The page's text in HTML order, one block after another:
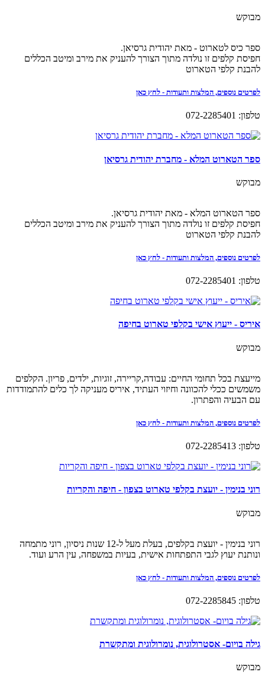
מבוקש
ספר כיס לטארוט - מאת יהודית גרסיאן.
חפיסת קלפים זו נולדה מתוך הצורך להעניק את מירב ומיטב הכללים
להבנת קלפי הטארוט
לפרטים נוספים, המלצות ותעודות - לחץ כאן
טלפון: 072-2285401
ספר הטארוט המלא - מחברת יהודית גרסיאן
מבוקש
ספר הטארוט המלא - מאת יהודית גרסיאן.
חפיסת קלפים זו נולדה מתוך הצורך להעניק את מירב ומיטב הכללים
להבנת קלפי הטארוט
לפרטים נוספים, המלצות ותעודות - לחץ כאן
טלפון: 072-2285401
איריס - ייעוץ אישי בקלפי טארוט בחיפה
מבוקש
מייעצת בכל תחומי החיים: עבודה,קריירה, זוגיות, ילדים, פריון. הקלפים
משמשים ככלי להכוונה וחיזוי העתיד, איריס מעניקה לך כלים להתמודדות
עם הבעיה והפתרון.
לפרטים נוספים, המלצות ותעודות - לחץ כאן
טלפון: 072-2285413
רוני בנימין - יועצת בקלפי טארוט בצפון - חיפה והקריות
מבוקש
רוני בנימין - יועצת בקלפים, בעלת מעל ל-12 שנות ניסיון, רוני מתמחה
ונותנת יעוץ לגבי התפתחות אישית, בעיות במשפחה, עין הרע ועוד.
לפרטים נוספים, המלצות ותעודות - לחץ כאן
טלפון: 072-2285845
גילה בויום- אסטרולוגית, נומרולוגית ומתקשרת
מבוקש